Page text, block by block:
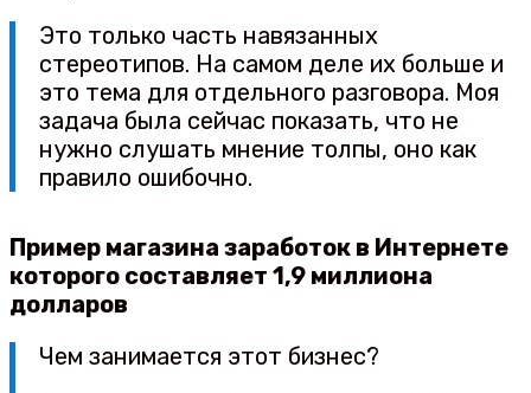
Это только часть навязанных
стереотипов. На самом деле их больше и
это тема для отдельного разговора. Моя
задача была сейчас показать, что не
нужно слушать мнение толпы, оно как
правило ошибочно.
Пример магазина заработок в Интернете
которого составляет 1,9 миллиона
долларов
Чем занимается этот бизнес?